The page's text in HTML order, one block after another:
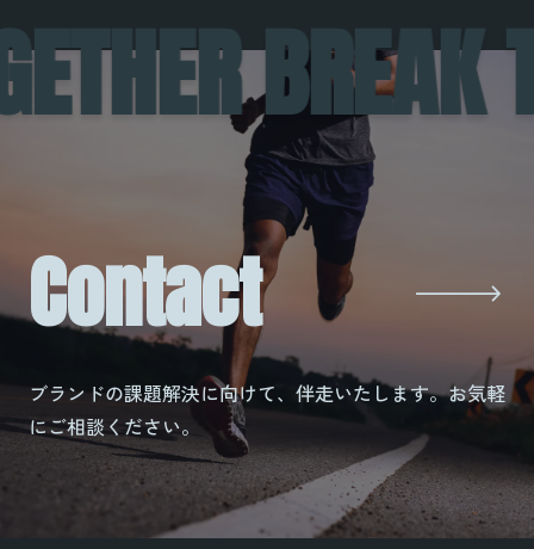
BREAK
Contact
ブランドの課題解決に向けて、伴走いたします。お気軽
にご相談ください。